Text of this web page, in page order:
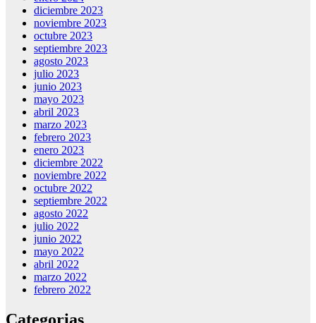
diciembre 2023
noviembre 2023
octubre 2023
septiembre 2023
agosto 2023
julio 2023
junio 2023
mayo 2023
abril 2023
marzo 2023
febrero 2023
enero 2023
diciembre 2022
noviembre 2022
octubre 2022
septiembre 2022
agosto 2022
julio 2022
junio 2022
mayo 2022
abril 2022
marzo 2022
febrero 2022
Categorias